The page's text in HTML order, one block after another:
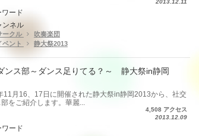
2013.12.11
ワード
ンネル
ークル
吹奏楽団
ベント
静大祭2013
ンス部～ダンス足りてる？～ 静大祭in静岡
11月16、17日に開催された静大祭in静岡2013から、社交
をご紹介します。華麗...
4,508 アクセス
2013.12.09
ワード